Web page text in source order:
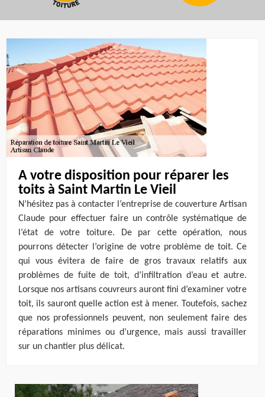
A votre disposition pour réparer les
toits à Saint Martin Le Vieil
N’hésitez pas à contacter l’entreprise de couverture Artisan
Claude pour effectuer faire un contrôle systématique de
l’état de votre toiture. De par cette opération, nous
pourrons détecter l’origine de votre problème de toit. Ce
qui vous évitera de faire de gros travaux relatifs aux
problèmes de fuite de toit, d’infiltration d’eau et autre.
Lorsque nos artisans couvreurs auront fini d’examiner votre
toit, ils sauront quelle action est à mener. Toutefois, sachez
que nos professionnels peuvent, non seulement faire des
réparations minimes ou d’urgence, mais aussi travailler
sur un chantier plus délicat.